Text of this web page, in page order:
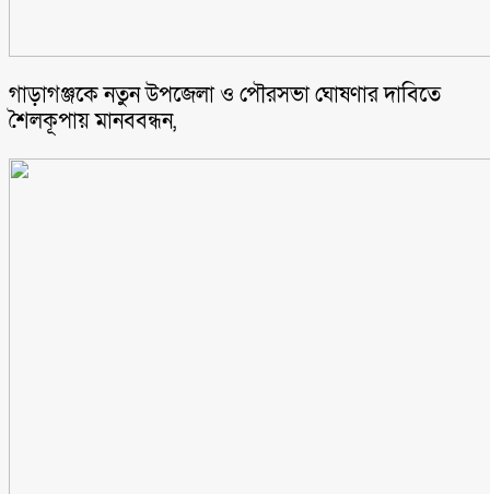
গাড়াগঞ্জকে নতুন উপজেলা ও পৌরসভা ঘোষণার দাবিতে
শৈলকূপায় মানববন্ধন,